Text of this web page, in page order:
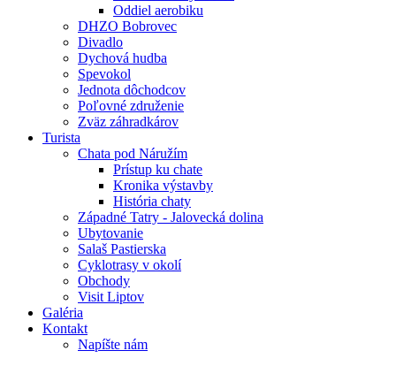
Oddiel aerobiku
DHZO Bobrovec
Divadlo
Dychová hudba
Spevokol
Jednota dôchodcov
Poľovné združenie
Zväz záhradkárov
Turista
Chata pod Náružím
Prístup ku chate
Kronika výstavby
História chaty
Západné Tatry - Jalovecká dolina
Ubytovanie
Salaš Pastierska
Cyklotrasy v okolí
Obchody
Visit Liptov
Galéria
Kontakt
Napíšte nám